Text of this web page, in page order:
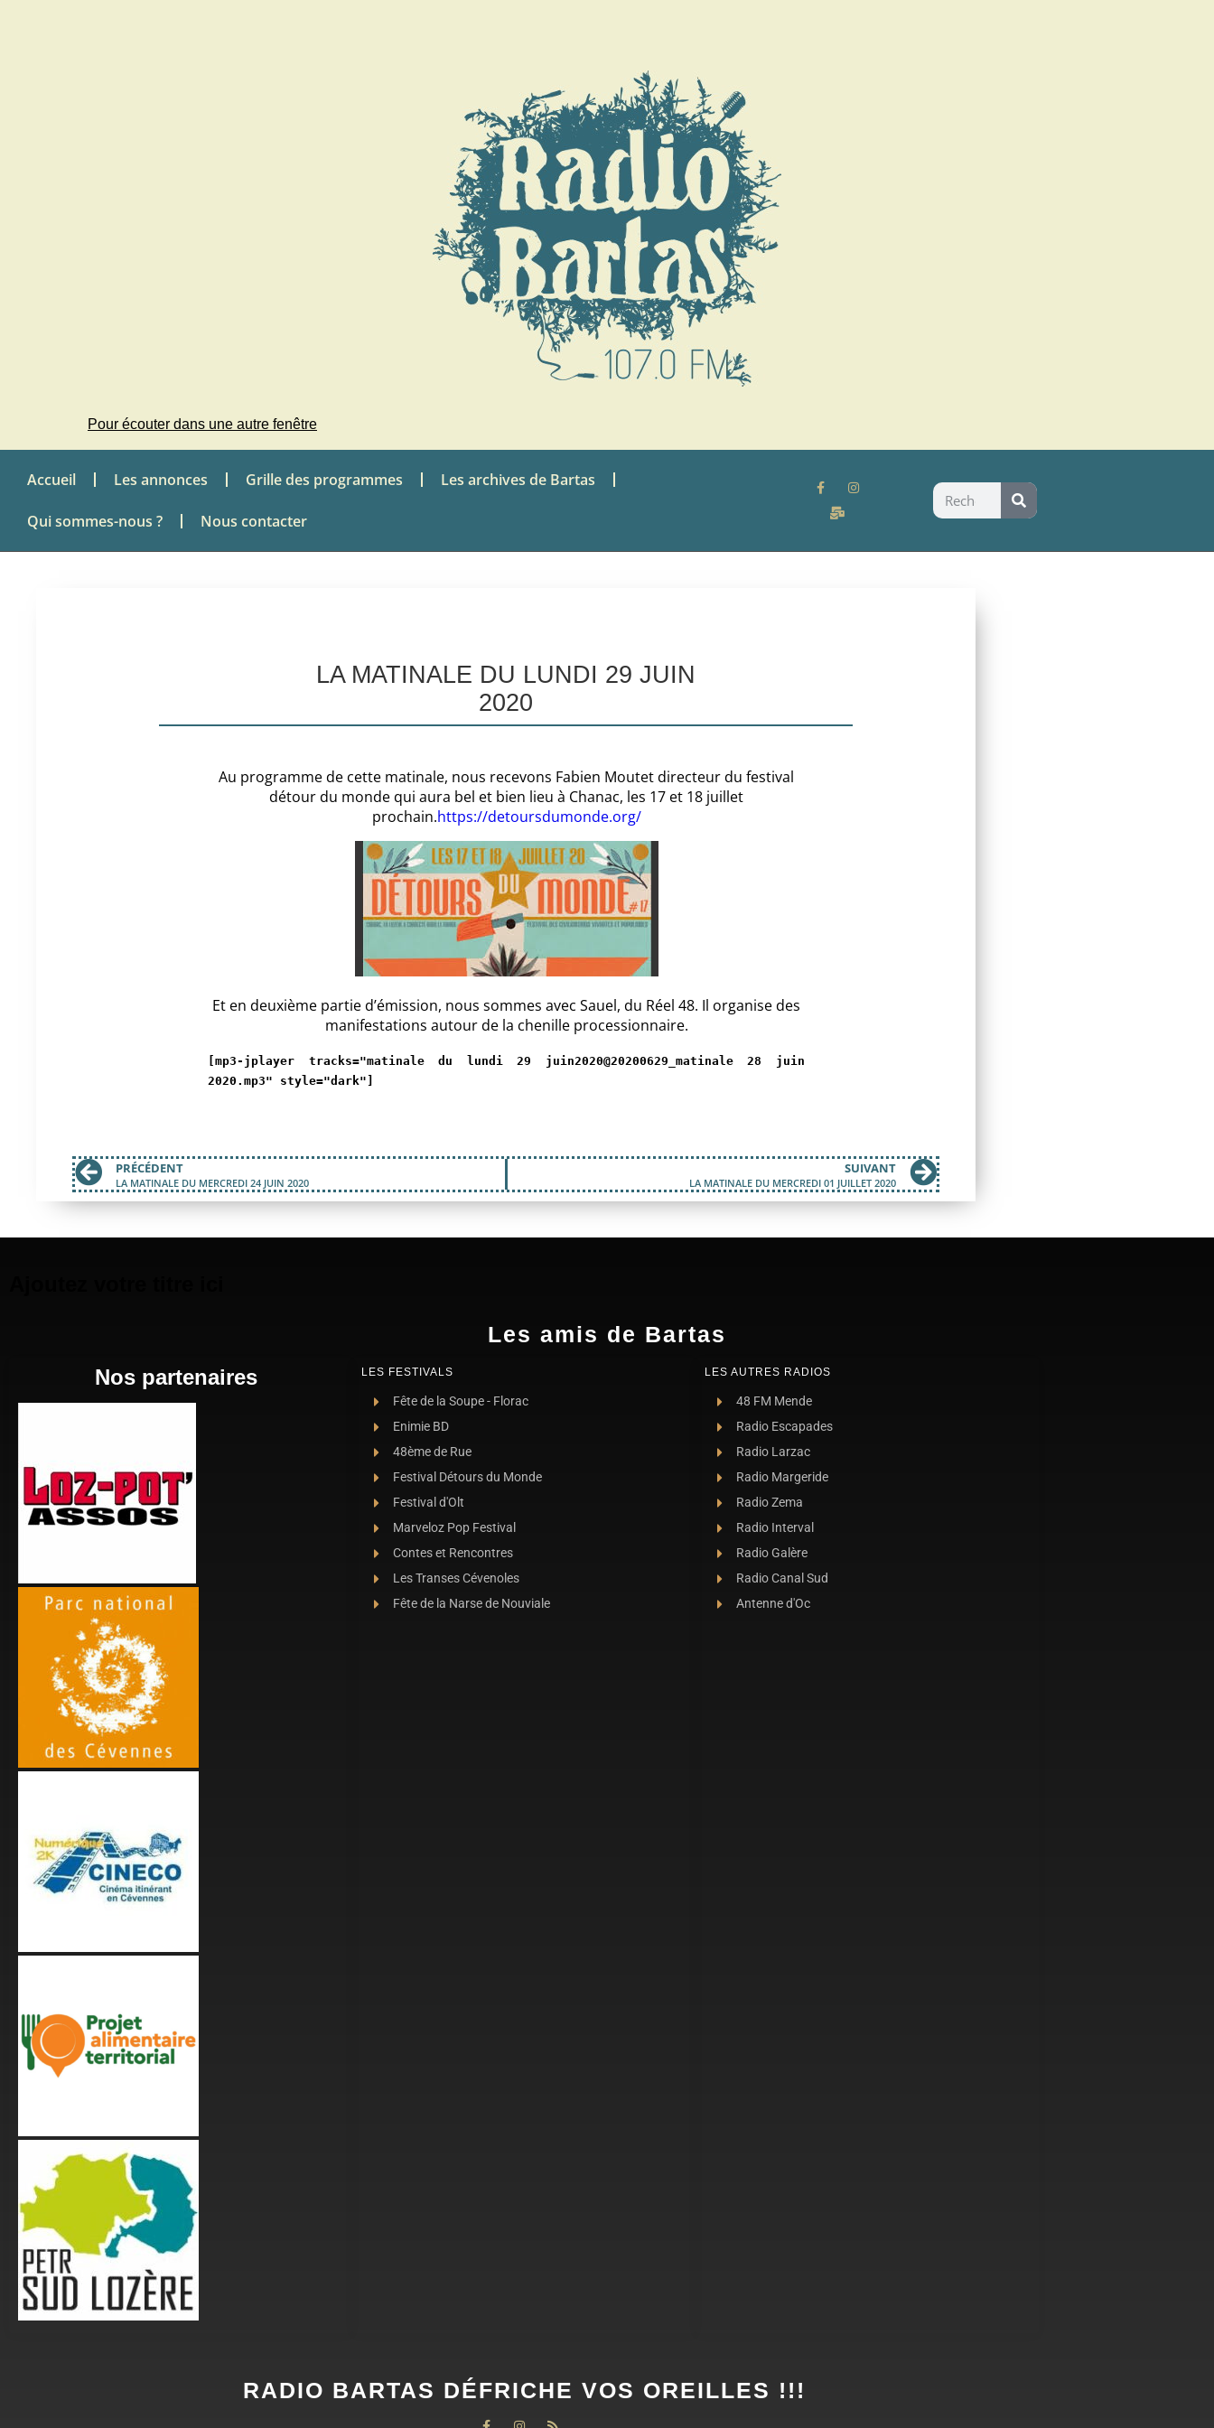
Pour écouter dans une autre fenêtre
Accueil Les annonces Grille des programmes Les archives de Bartas
Qui sommes-nous ? Nous contacter
LA MATINALE DU LUNDI 29 JUIN
2020
Au programme de cette matinale, nous recevons Fabien Moutet directeur du festival
détour du monde qui aura bel et bien lieu à Chanac, les 17 et 18 juillet
prochain.https://detoursdumonde.org/
Et en deuxième partie d’émission, nous sommes avec Sauel, du Réel 48. Il organise des
manifestations autour de la chenille processionnaire.
[mp3-jplayer tracks="matinale du lundi 29 juin2020@20200629_matinale 28 juin
2020.mp3" style="dark"]
PRÉCÉDENT
LA MATINALE DU MERCREDI 24 JUIN 2020
SUIVANT
LA MATINALE DU MERCREDI 01 JUILLET 2020
Les amis de Bartas
Nos partenaires LES FESTIVALS
Fête de la Soupe - Florac
Enimie BD
48ème de Rue
Festival Détours du Monde
Festival d'Olt
Marveloz Pop Festival
Contes et Rencontres
Les Transes Cévenoles
Fête de la Narse de Nouviale
LES AUTRES RADIOS
48 FM Mende
Radio Escapades
Radio Larzac
Radio Margeride
Radio Zema
Radio Interval
Radio Galère
Radio Canal Sud
Antenne d'Oc
RADIO BARTAS DÉFRICHE VOS OREILLES !!!